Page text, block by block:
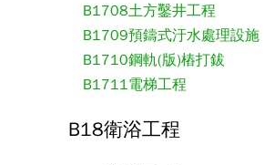
B1708土方鑿井工程
B1709預鑄式汙水處理設施
B1710鋼軌(版)樁打鈸
B1711電梯工程
B18衛浴工程